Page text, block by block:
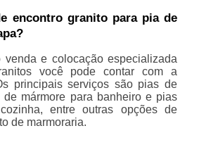
encontro granito para pia de
venda e colocação especializada
você pode contar com a
principais serviços são pias de
de mármore para banheiro e pias
entre outras opções de
de marmoraria.